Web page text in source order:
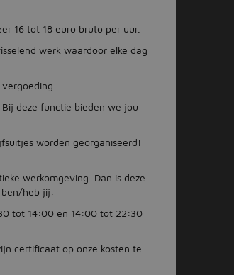
16 tot 18 euro bruto per uur.
werk waardoor elke dag
deze functie bieden we jou
worden georganiseerd!
werkomgeving. Dan is deze
ben/heb jij:
tot 14:00 en 14:00 tot 22:30
certificaat op onze kosten te